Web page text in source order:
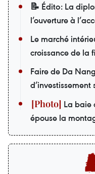
📝 Édito: La
l’ouverture à
Le marché
croissance de la
Faire de Da
La baie
épouse la